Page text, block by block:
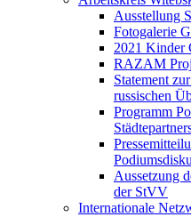
Ausstellung
Fotogalerie
2021 Kinder
RAZAM
Statement
russischen
Programm
Aussetzung
der StVV
Internationale